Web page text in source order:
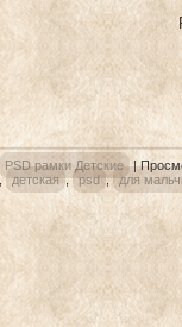
PSD рамки Детские |
, детская , psd , для